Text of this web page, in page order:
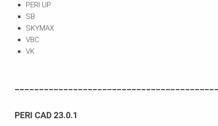
PERI UP
SB
SKYMAX
VBC
VK
PERI CAD 23.0.1